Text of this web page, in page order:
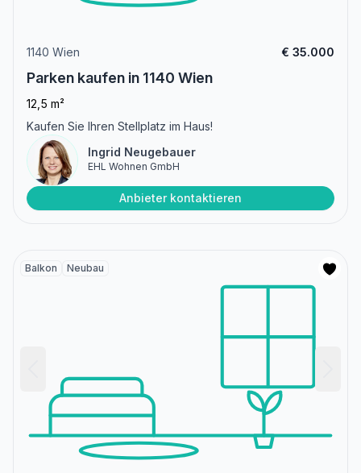
1140 Wien € 35.000
Parken kaufen in 1140 Wien
12,5 m²
Kaufen Sie Ihren Stellplatz im Haus!
Ingrid Neugebauer
EHL Wohnen GmbH
Anbieter kontaktieren
Balkon Neubau